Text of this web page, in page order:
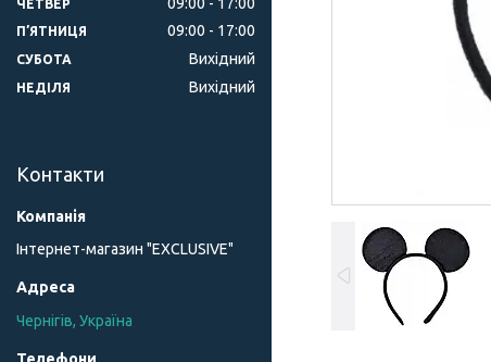
ЧЕТВЕР
ПʼЯТНИЦЯ 09:00 17:00
СУБОТА Вихідний
НЕДІЛЯ Вихідний
Контакти
Інтернет-магазин "ЕXCLUSIVE"
Чернігів, Україна